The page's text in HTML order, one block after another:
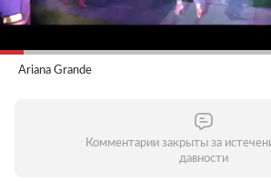
Ariana Grande
Комментарии закрыты за
давности